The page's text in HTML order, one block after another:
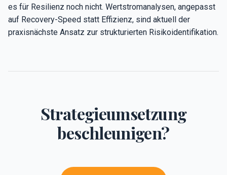
es für Resilienz noch nicht. Wertstromanalysen, angepasst
auf Recovery-Speed statt Effizienz, sind aktuell der
praxisnächste Ansatz zur strukturierten Risikoidentifikation.
Strategieumsetzung
beschleunigen?